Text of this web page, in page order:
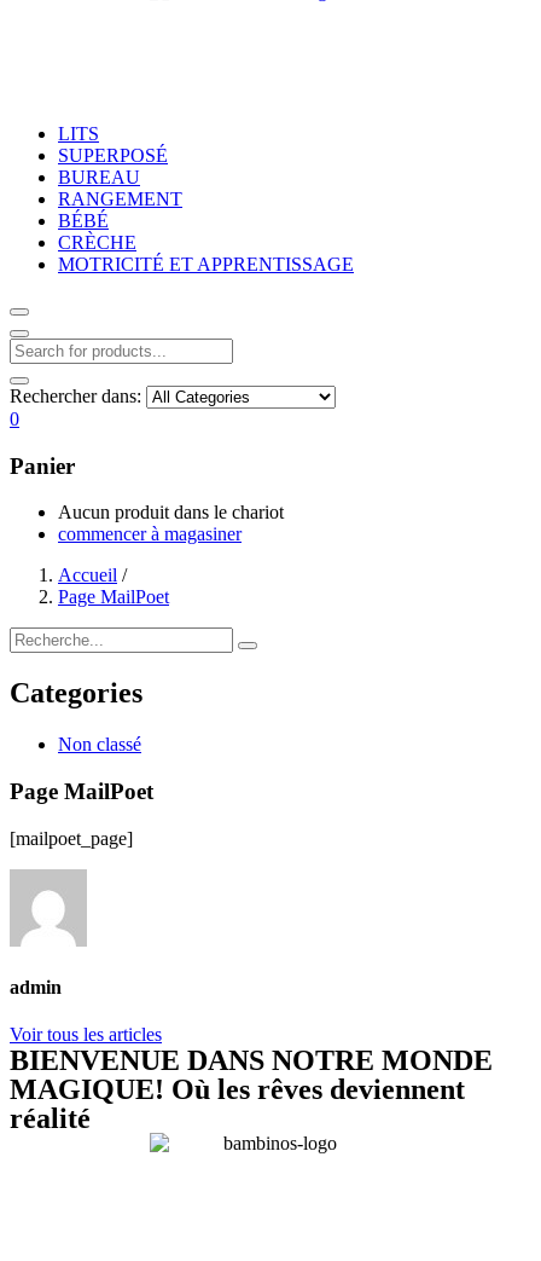
LITS
SUPERPOSÉ
BUREAU
RANGEMENT
BÉBÉ
CRÈCHE
MOTRICITÉ ET APPRENTISSAGE
Rechercher dans:
0
Panier
Aucun produit dans le chariot
commencer à magasiner
Accueil /
Page MailPoet
Categories
Non classé
Page MailPoet
[mailpoet_page]
admin
Voir tous les articles
BIENVENUE DANS NOTRE MONDE
MAGIQUE! Où les rêves deviennent
réalité